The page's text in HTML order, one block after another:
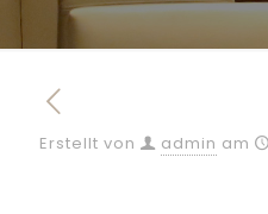
Erstellt von admin am